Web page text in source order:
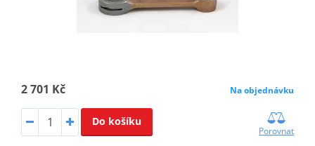
2 701 Kč Na objednávku
Do košíku
Porovnat